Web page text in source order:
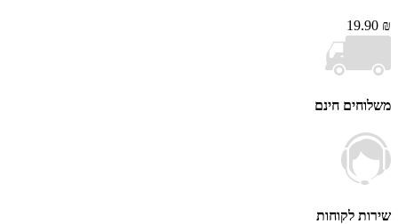
חינם
לקוחות